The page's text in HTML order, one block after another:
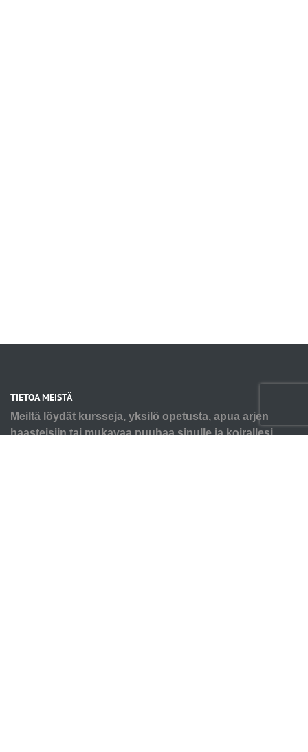
TIETOA MEISTÄ
Meiltä löydät kursseja, yksilö opetusta, apua arjen
haasteisiin tai mukavaa puuhaa sinulle ja koirallesi.